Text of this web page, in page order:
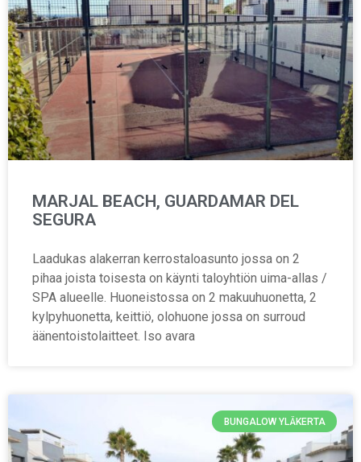
MARJAL BEACH, GUARDAMAR DEL
SEGURA
Laadukas alakerran kerrostaloasunto jossa on 2
pihaa joista toisesta on käynti taloyhtiön uima-allas /
SPA alueelle. Huoneistossa on 2 makuuhuonetta, 2
kylpyhuonetta, keittiö, olohuone jossa on surroud
äänentoistolaitteet. Iso avara
BUNGALOW YLÄKERTA